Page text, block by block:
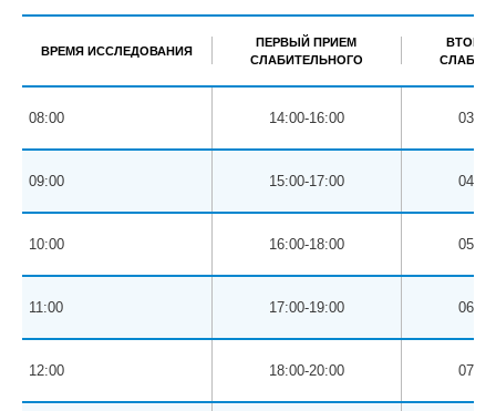
ВРЕМЯ ИССЛЕДОВАНИЯ
ПЕРВЫЙ ПРИЕМ
СЛАБИТЕЛЬНОГО
08:00 14:00-16:00
09:00 15:00-17:00
10:00 16:00-18:00
11:00 17:00-19:00
12:00 18:00-20:00